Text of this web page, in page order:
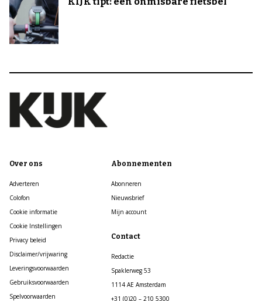
Over ons
Adverteren
Colofon
Cookie informatie
Cookie Instellingen
Privacy beleid
Disclaimer/vrijwaring
Leveringsvoorwaarden
Gebruiksvoorwaarden
Spelvoorwaarden
Abonnementen
Abonneren
Nieuwsbrief
Mijn account
Contact
Redactie
Spaklerweg 53
1114 AE Amsterdam
+31 (0)20 – 210 5300